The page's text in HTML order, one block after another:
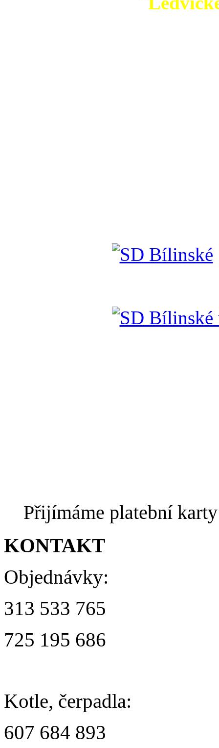
Přijímáme platební
KONTAKT
Objednávky:
313 533 765
725 195 686
Kotle, čerpadla:
607 684 893